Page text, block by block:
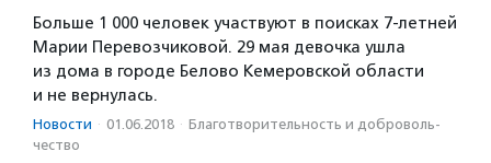
Больше 1 000 человек участвуют в поисках 7-летней
Марии Перевозчиковой. 29 мая девочка ушла
из дома в городе Белово Кемеровской области
и не вернулась.
Новости · 01.06.2018 · Благотвори­тель­ность и доброволь­
чест­во